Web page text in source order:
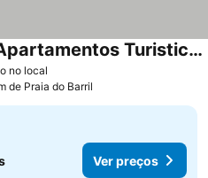
no local
Quinta do Morgado - Apartamentos Turisticos Monte Da Eira
de Praia do Barril
Ver preços